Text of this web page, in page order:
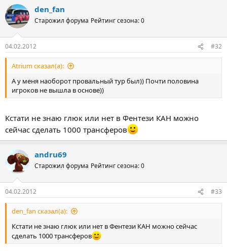
den_fan
Старожил форума Рейтинг сезона: 0
04.02.2012 #32
Atrium сказал(а):
А у меня наоборот провальный тур был)) Почти половина
игроков не вышла в основе))
Кстати не знаю глюк или нет в Фентези КАН можно
сейчас сделать 1000 трансферов
andru69
Старожил форума Рейтинг сезона: 0
04.02.2012 #33
den_fan сказал(а):
Кстати не знаю глюк или нет в Фентези КАН можно сейчас
сделать 1000 трансферов